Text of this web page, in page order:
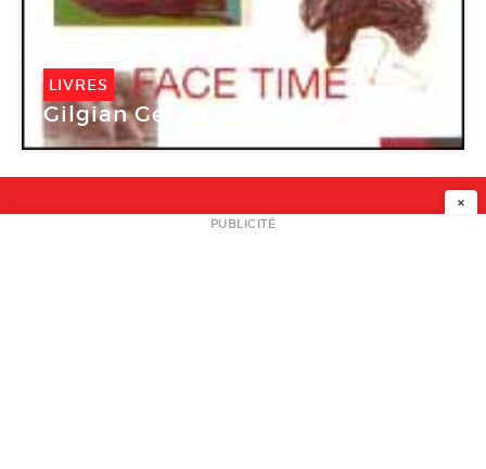
LIVRES
Gilgian Gelzer. Face Time
NEWSLETTER
×
PUBLICITÉ